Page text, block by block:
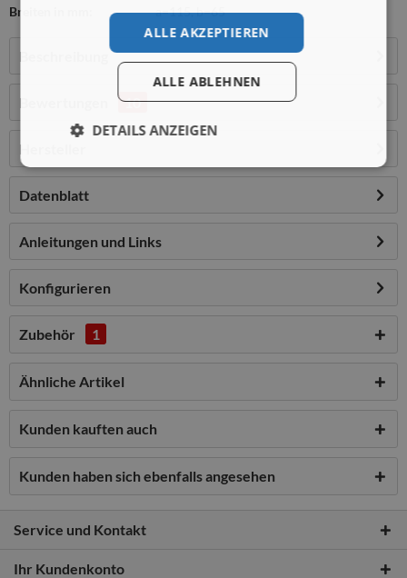
Breiten in mm:
a=115, b=65
Beschreibung
Bewertungen 10
Hersteller
Datenblatt
Anleitungen und Links
Konfigurieren
Zubehör 1
Ähnliche Artikel
Kunden kauften auch
Kunden haben sich ebenfalls angesehen
Service und Kontakt
Ihr Kundenkonto
ALLE AKZEPTIEREN
ALLE ABLEHNEN
DETAILS ANZEIGEN